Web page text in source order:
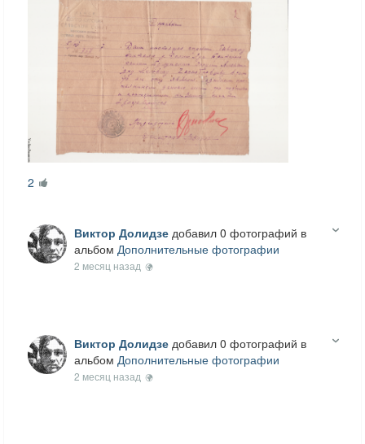
2
Виктор Долидзедобавил 0 фотографий в
альбом Дополнительные фотографии
2 месяц назад
Виктор Долидзедобавил 0 фотографий в
альбом Дополнительные фотографии
2 месяц назад